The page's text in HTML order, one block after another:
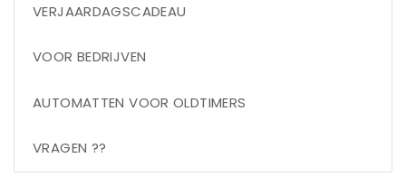
VERJAARDAGSCADEAU
VOOR BEDRIJVEN
AUTOMATTEN VOOR OLDTIMERS
VRAGEN ??